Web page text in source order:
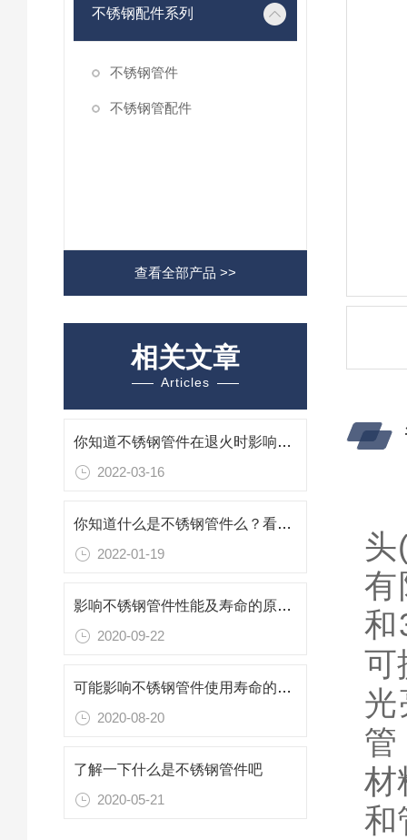
不锈钢配件系列
不锈钢管件
不锈钢管配件
查看全部产品 >>
相关文章
Articles
你知道不锈钢管件在退火时影响光亮度的因素有哪些么
2022-03-16
你知道什么是不锈钢管件么？看看那本篇吧
2022-01-19
影响不锈钢管件性能及寿命的原因一起来了解一下
2020-09-22
可能影响不锈钢管件使用寿命的因素
2020-08-20
了解一下什么是不锈钢管件吧
2020-05-21
头
有
和
可
光
管
材
和